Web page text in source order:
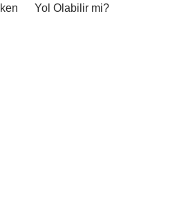
Yol Olabilir mi?